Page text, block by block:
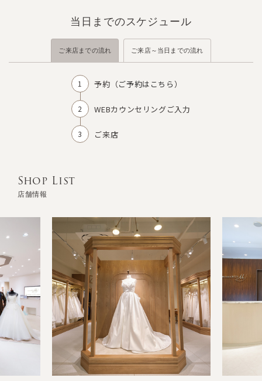
当日までのスケジュール
ご来店までの流れ ご来店～当日までの流れ
予約（ご予約はこちら）
WEBカウンセリングご入力
ご来店
Shop List
店舗情報